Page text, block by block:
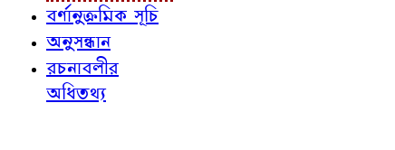
বর্ণানুক্রমিক সূচি
অনুসন্ধান
রচনাবলীর
অধিতথ্য